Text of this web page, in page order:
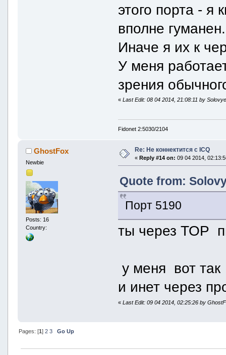
этого порта - я
вполне
Иначе я их к
У меня
зрения
«Last Edit: 08 04 2014, 21:08:11 by
Fidonet 2:5030/2104
GhostFox
Newbie
Posts: 16
Country:
Re: Не коннектится с ICQ
« Reply #14 on: 09 04 2014,
Quote from:
Порт 5190
ты через ТОР
у меня вот
и инет через
«Last Edit: 09 04 2014, 02:25:26 by
Pages: [1] 2 3 Go Up